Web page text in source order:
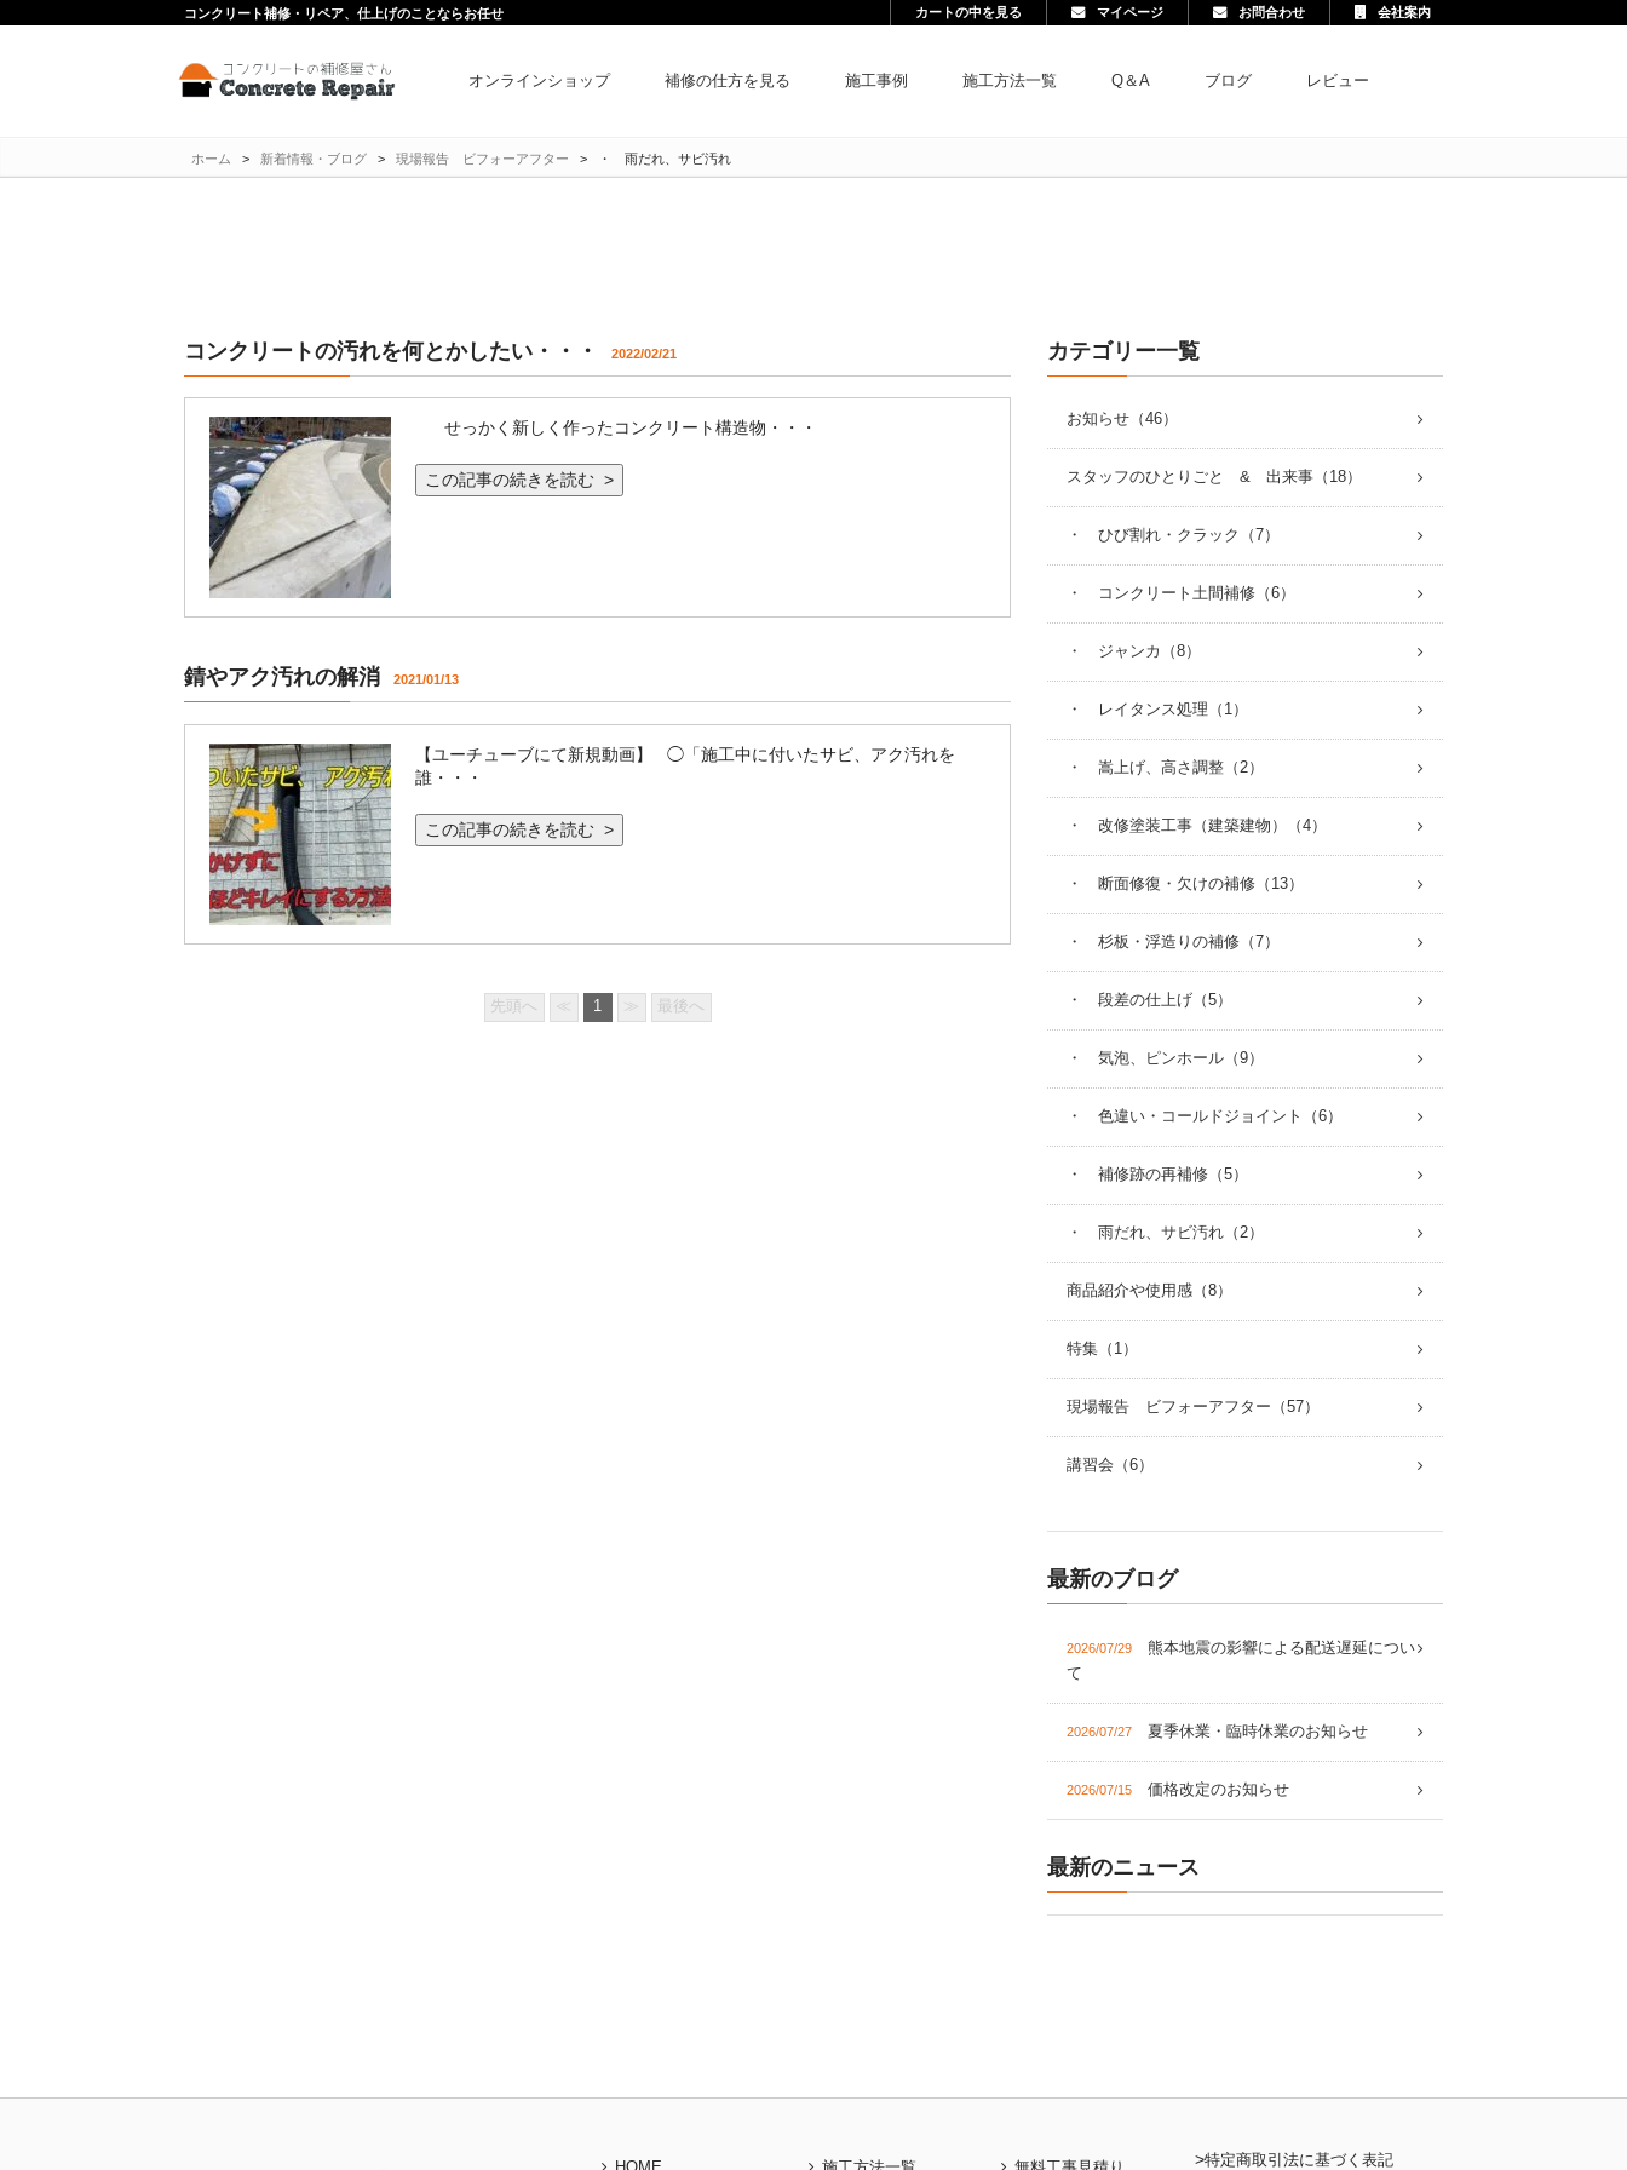
コンクリート補修・リペア、仕上げのことならお任せ カートの中を見る マイページ お問合わせ 会社案内
オンラインショップ 補修の仕方を見る 施工事例 施工方法一覧 Q＆A ブログ レビュー
ホーム > 新着情報・ブログ > 現場報告 ビフォーアフター > ・ 雨だれ、サビ汚れ
コンクリートの汚れを何とかしたい・・・ 2022/02/21
せっかく新しく作ったコンクリート構造物・・・
この記事の続きを読む >
錆やアク汚れの解消 2021/01/13
【ユーチューブにて新規動画】 ◯「施工中に付いたサビ、アク汚れを
誰・・・
この記事の続きを読む >
先頭へ ≪ 1 ≫ 最後へ
カテゴリー一覧
お知らせ（46）
スタッフのひとりごと & 出来事（18）
・ ひび割れ・クラック（7）
・ コンクリート土間補修（6）
・ ジャンカ（8）
・ レイタンス処理（1）
・ 嵩上げ、高さ調整（2）
・ 改修塗装工事（建築建物）（4）
・ 断面修復・欠けの補修（13）
・ 杉板・浮造りの補修（7）
・ 段差の仕上げ（5）
・ 気泡、ピンホール（9）
・ 色違い・コールドジョイント（6）
・ 補修跡の再補修（5）
・ 雨だれ、サビ汚れ（2）
商品紹介や使用感（8）
特集（1）
現場報告 ビフォーアフター（57）
講習会（6）
最新のブログ
2026/07/29
熊本地震の影響による配送遅延につい
て
2026/07/27 夏季休業・臨時休業のお知らせ
2026/07/15 価格改定のお知らせ
最新のニュース
>特定商取引法に基づく表記